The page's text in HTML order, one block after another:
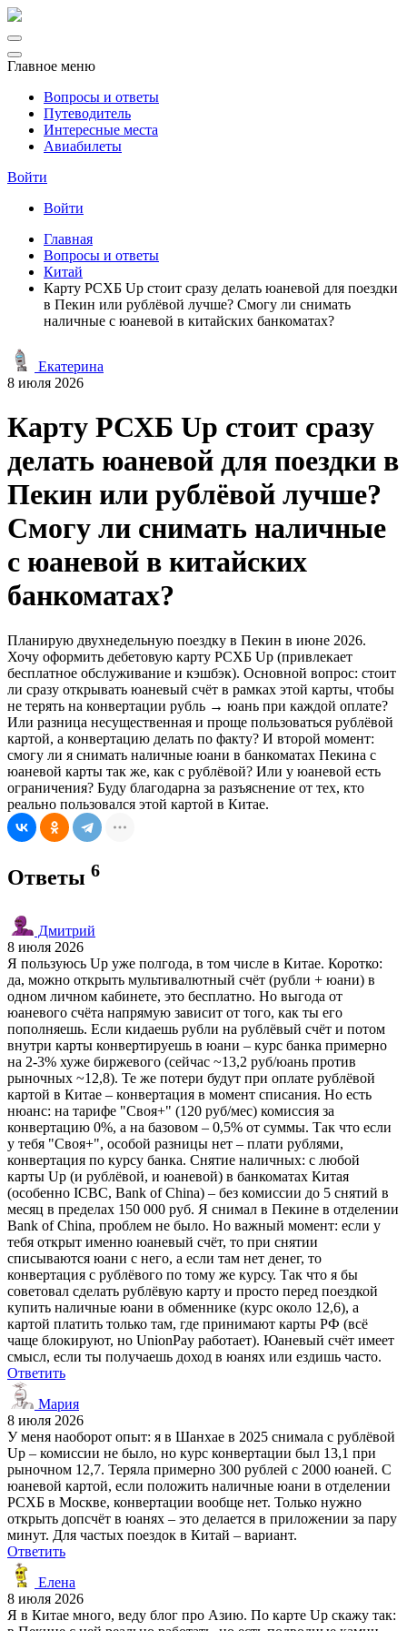
Главное меню
Вопросы и ответы
Путеводитель
Интересные места
Авиабилеты
Войти
Войти
Главная
Вопросы и ответы
Китай
Карту РСХБ Up стоит сразу делать юаневой для поездки
в Пекин или рублёвой лучше? Смогу ли снимать
наличные с юаневой в китайских банкоматах?
Екатерина
8 июля 2026
Карту РСХБ Up стоит сразу
делать юаневой для поездки в
Пекин или рублёвой лучше?
Смогу ли снимать наличные
с юаневой в китайских
банкоматах?
Планирую двухнедельную поездку в Пекин в июне 2026.
Хочу оформить дебетовую карту РСХБ Up (привлекает
бесплатное обслуживание и кэшбэк). Основной вопрос: стоит
ли сразу открывать юаневый счёт в рамках этой карты, чтобы
не терять на конвертации рубль → юань при каждой оплате?
Или разница несущественная и проще пользоваться рублёвой
картой, а конвертацию делать по факту? И второй момент:
смогу ли я снимать наличные юани в банкоматах Пекина с
юаневой карты так же, как с рублёвой? Или у юаневой есть
ограничения? Буду благодарна за разъяснение от тех, кто
реально пользовался этой картой в Китае.
Ответы 6
Дмитрий
8 июля 2026
Я пользуюсь Up уже полгода, в том числе в Китае. Коротко:
да, можно открыть мультивалютный счёт (рубли + юани) в
одном личном кабинете, это бесплатно. Но выгода от
юаневого счёта напрямую зависит от того, как ты его
пополняешь. Если кидаешь рубли на рублёвый счёт и потом
внутри карты конвертируешь в юани – курс банка примерно
на 2-3% хуже биржевого (сейчас ~13,2 руб/юань против
рыночных ~12,8). Те же потери будут при оплате рублёвой
картой в Китае – конвертация в момент списания. Но есть
нюанс: на тарифе "Своя+" (120 руб/мес) комиссия за
конвертацию 0%, а на базовом – 0,5% от суммы. Так что если
у тебя "Своя+", особой разницы нет – плати рублями,
конвертация по курсу банка. Снятие наличных: с любой
карты Up (и рублёвой, и юаневой) в банкоматах Китая
(особенно ICBC, Bank of China) – без комиссии до 5 снятий в
месяц в пределах 150 000 руб. Я снимал в Пекине в отделении
Bank of China, проблем не было. Но важный момент: если у
тебя открыт именно юаневый счёт, то при снятии
списываются юани с него, а если там нет денег, то
конвертация с рублёвого по тому же курсу. Так что я бы
советовал сделать рублёвую карту и просто перед поездкой
купить наличные юани в обменнике (курс около 12,6), а
картой платить только там, где принимают карты РФ (всё
чаще блокируют, но UnionPay работает). Юаневый счёт имеет
смысл, если ты получаешь доход в юанях или ездишь часто.
Ответить
Мария
8 июля 2026
У меня наоборот опыт: я в Шанхае в 2025 снимала с рублёвой
Up – комиссии не было, но курс конвертации был 13,1 при
рыночном 12,7. Теряла примерно 300 рублей с 2000 юаней. С
юаневой картой, если положить наличные юани в отделении
РСХБ в Москве, конвертации вообще нет. Только нужно
открыть допсчёт в юанях – это делается в приложении за пару
минут. Для частых поездок в Китай – вариант.
Ответить
Елена
8 июля 2026
Я в Китае много, веду блог про Азию. По карте Up скажу так: